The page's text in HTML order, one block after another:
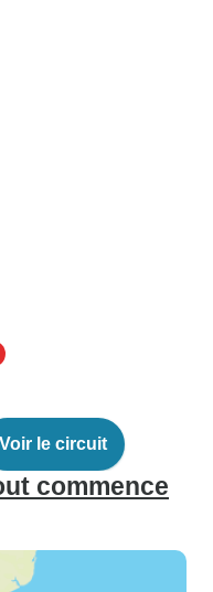
Voir le circuit
commence